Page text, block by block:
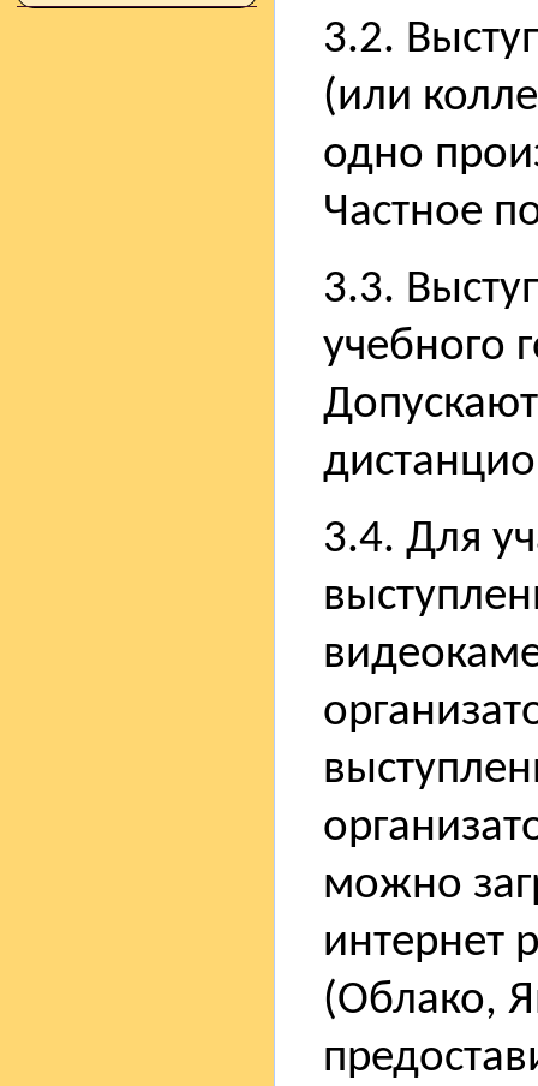
3.2.
(или
одно
Частное
3.3.
учебного
3.4. Для
можно
интернет
(Облако,